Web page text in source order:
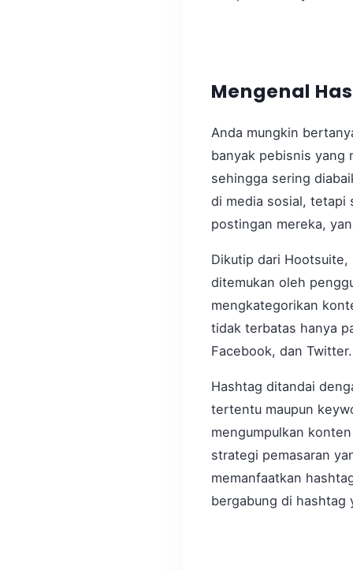
Mengenal
Anda mungkin
banyak pebisnis yang
sehingga sering
di media sosial, tetapi
postingan mereka,
Dikutip dari
ditemukan oleh
mengkategorikan
tidak terbatas hanya
Facebook, dan Twitter.
Hashtag ditandai
tertentu maupun
mengumpulkan
strategi pemasaran
memanfaatkan
bergabung di hashtag